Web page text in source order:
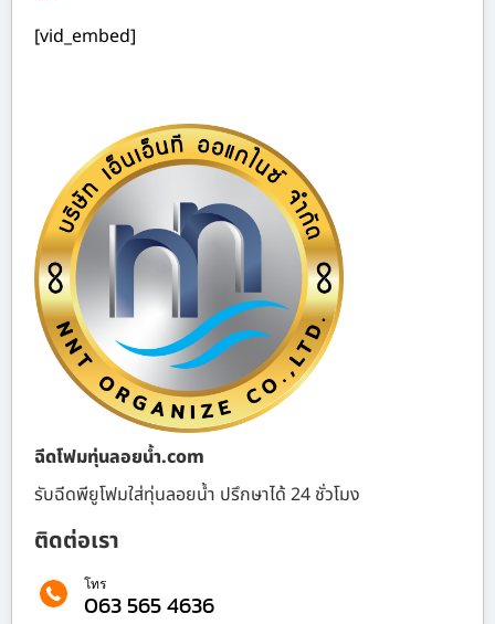
[vid_embed]
ฉีดโฟมทุ่นลอยน้ำ.com
รับฉีดพียูโฟมใส่ทุ่นลอยน้ำ ปรึกษาได้ 24 ชั่วโมง
ติดต่อเรา
โทร
063 565 4636